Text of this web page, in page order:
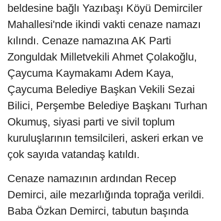
beldesine bağlı Yazıbaşı Köyü Demirciler
Mahallesi'nde ikindi vakti cenaze namazı
kılındı. Cenaze namazına AK Parti
Zonguldak Milletvekili Ahmet Çolakoğlu,
Çaycuma Kaymakamı Adem Kaya,
Çaycuma Belediye Başkan Vekili Sezai
Bilici, Perşembe Belediye Başkanı Turhan
Okumuş, siyasi parti ve sivil toplum
kuruluşlarının temsilcileri, askeri erkan ve
çok sayıda vatandaş katıldı.
Cenaze namazının ardından Recep
Demirci, aile mezarlığında toprağa verildi.
Baba Özkan Demirci, tabutun başında